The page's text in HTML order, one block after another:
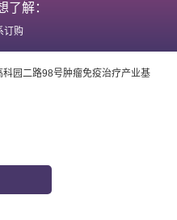
了解：
订购
园二路98号肿瘤免疫治疗产业基